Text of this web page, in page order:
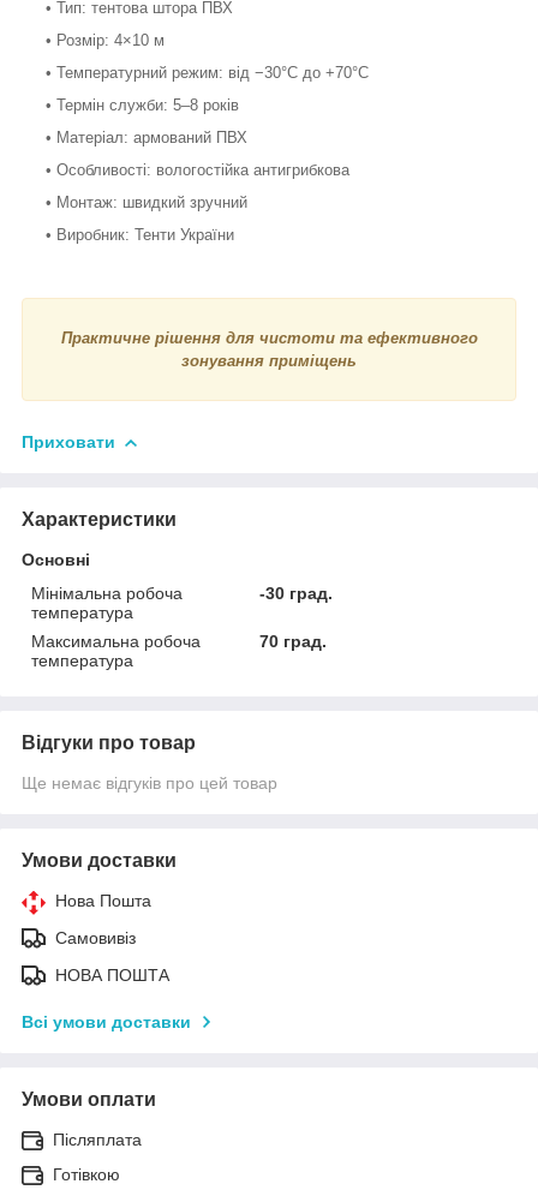
• Тип: тентова штора ПВХ
• Розмір: 4×10 м
• Температурний режим: від −30°С до +70°С
• Термін служби: 5–8 років
• Матеріал: армований ПВХ
• Особливості: вологостійка антигрибкова
• Монтаж: швидкий зручний
• Виробник: Тенти України
Практичне рішення для чистоти та ефективного
зонування приміщень
Приховати
Характеристики
Основні
Мінімальна робоча
температура
-30 град.
Максимальна робоча
температура
70 град.
Відгуки про товар
Ще немає відгуків про цей товар
Умови доставки
Нова Пошта
Самовивіз
НОВА ПОШТА
Всі умови доставки
Умови оплати
Післяплата
Готівкою